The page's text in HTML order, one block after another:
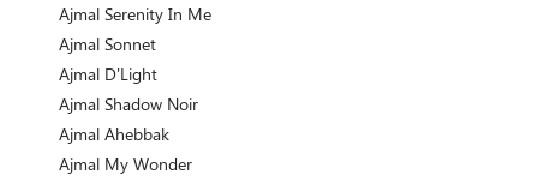
Ajmal Serenity In Me
Ajmal Sonnet
Ajmal D'Light
Ajmal Shadow Noir
Ajmal Ahebbak
Ajmal My Wonder